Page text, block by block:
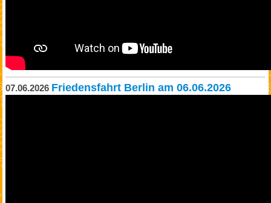
07.06.2026 Friedensfahrt Berlin am 06.06.2026